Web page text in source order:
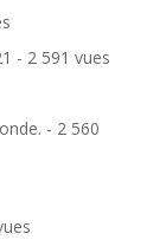
- 2 591 vues
- 2 560